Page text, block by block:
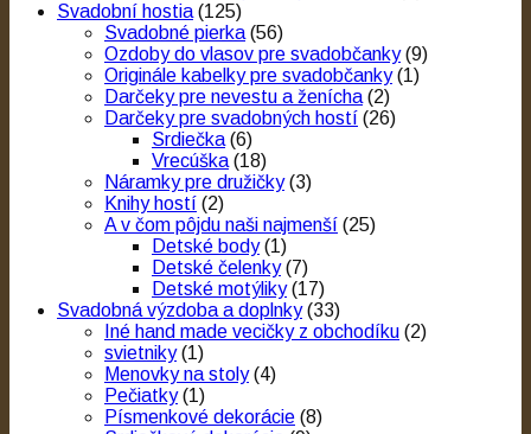
Svadobní hostia (125)
Svadobné pierka (56)
Ozdoby do vlasov pre svadobčanky (9)
Originále kabelky pre svadobčanky (1)
Darčeky pre nevestu a ženícha (2)
Darčeky pre svadobných hostí (26)
Srdiečka (6)
Vrecúška (18)
Náramky pre družičky (3)
Knihy hostí (2)
A v čom pôjdu naši najmenší (25)
Detské body (1)
Detské čelenky (7)
Detské motýliky (17)
Svadobná výzdoba a doplnky (33)
Iné hand made vecičky z obchodíku (2)
svietniky (1)
Menovky na stoly (4)
Pečiatky (1)
Písmenkové dekorácie (8)